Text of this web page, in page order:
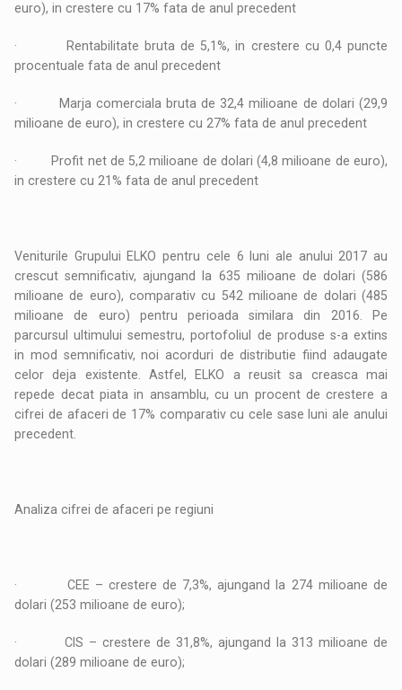
euro), in crestere cu 17% fata de anul precedent
· Rentabilitate bruta de 5,1%, in crestere cu 0,4 puncte
procentuale fata de anul precedent
· Marja comerciala bruta de 32,4 milioane de dolari (29,9
milioane de euro), in crestere cu 27% fata de anul precedent
· Profit net de 5,2 milioane de dolari (4,8 milioane de euro),
in crestere cu 21% fata de anul precedent
Veniturile Grupului ELKO pentru cele 6 luni ale anului 2017 au
crescut semnificativ, ajungand la 635 milioane de dolari (586
milioane de euro), comparativ cu 542 milioane de dolari (485
milioane de euro) pentru perioada similara din 2016. Pe
parcursul ultimului semestru, portofoliul de produse s-a extins
in mod semnificativ, noi acorduri de distributie fiind adaugate
celor deja existente. Astfel, ELKO a reusit sa creasca mai
repede decat piata in ansamblu, cu un procent de crestere a
cifrei de afaceri de 17% comparativ cu cele sase luni ale anului
precedent.
Analiza cifrei de afaceri pe regiuni
· CEE – crestere de 7,3%, ajungand la 274 milioane de
dolari (253 milioane de euro);
· CIS – crestere de 31,8%, ajungand la 313 milioane de
dolari (289 milioane de euro);